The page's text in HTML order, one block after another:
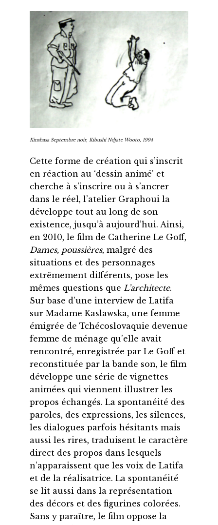
Kinshasa Septembre noir, Kibushi Ndjate Wooto, 1994
Cette forme de création qui s’inscrit
en réaction au ‘dessin animé’ et
cherche à s’inscrire ou à s’ancrer
dans le réel, l’atelier Graphoui la
développe tout au long de son
existence, jusqu’à aujourd’hui. Ainsi,
en 2010, le film de Catherine Le Goff,
Dames, poussières, malgré des
situations et des personnages
extrêmement différents, pose les
mêmes questions que L’architecte.
Sur base d’une interview de Latifa
sur Madame Kaslawska, une femme
émigrée de Tchécoslovaquie devenue
femme de ménage qu’elle avait
rencontré, enregistrée par Le Goff et
reconstituée par la bande son, le film
développe une série de vignettes
animées qui viennent illustrer les
propos échangés. La spontanéité des
paroles, des expressions, les silences,
les dialogues parfois hésitants mais
aussi les rires, traduisent le caractère
direct des propos dans lesquels
n’apparaissent que les voix de Latifa
et de la réalisatrice. La spontanéité
se lit aussi dans la représentation
des décors et des figurines colorées.
Sans y paraître, le film oppose la